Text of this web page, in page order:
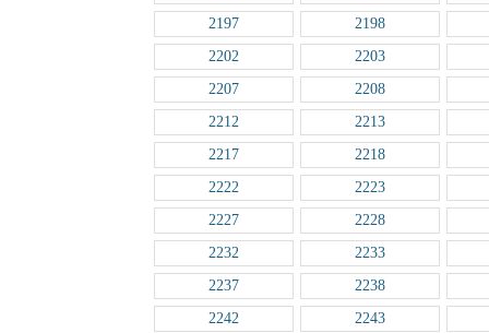
2197
2198
2202
2203
2207
2208
2212
2213
2217
2218
2222
2223
2227
2228
2232
2233
2237
2238
2242
2243